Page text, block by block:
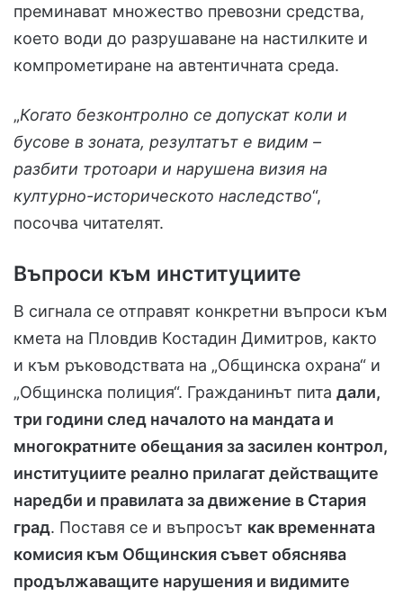
преминават множество превозни средства,
което води до разрушаване на настилките и
компрометиране на автентичната среда.
„Когато безконтролно се допускат коли и
бусове в зоната, резултатът е видим –
разбити тротоари и нарушена визия на
културно-историческото наследство“,
посочва читателят.
Въпроси към институциите
В сигнала се отправят конкретни въпроси към
кмета на Пловдив Костадин Димитров, както
и към ръководствата на „Общинска охрана“ и
„Общинска полиция“. Гражданинът пита дали,
три години след началото на мандата и
многократните обещания за засилен контрол,
институциите реално прилагат действащите
наредби и правилата за движение в Стария
град. Поставя се и въпросът как временната
комисия към Общинския съвет обяснява
продължаващите нарушения и видимите